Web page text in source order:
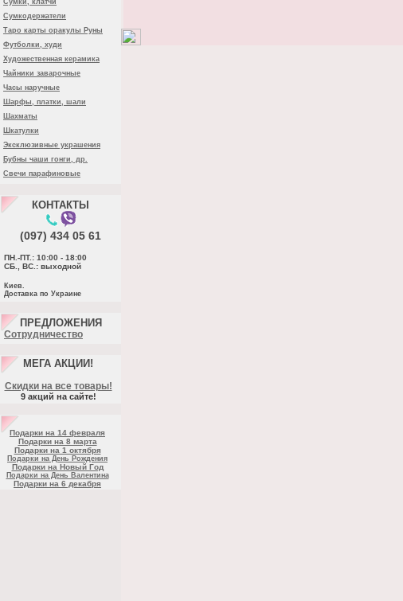
Сумки, клатчи
Сумкодержатели
Таро карты оракулы Руны
Футболки, худи
Художественная керамика
Чайники заварочные
Часы наручные
Шарфы, платки, шали
Шахматы
Шкатулки
Эксклюзивные украшения
Бубны чаши гонги, др.
Свечи парафиновые
КОНТАКТЫ
(097) 434 05 61
ПН.-ПТ.: 10:00 - 18:00
СБ., ВС.: выходной
Киев.
Доставка по Украине
ПРЕДЛОЖЕНИЯ
Cотрудничество
МЕГА АКЦИИ!
Скидки на все товары!
9 акций на сайте!
Подарки на 14 февраля
Подарки на 8 марта
Подарки на 1 октября
Подарки на День Рождения
Подарки на Новый Год
Подарки на День Валентина
Подарки на 6 декабря